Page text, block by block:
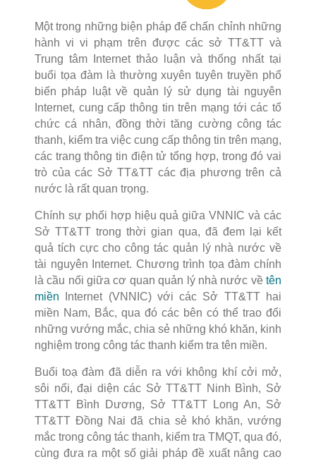
Một trong những biện pháp để chấn chỉnh những
hành vi vi phạm trên được các sở TT&TT và
Trung tâm Internet thảo luận và thống nhất tại
buổi tọa đàm là thường xuyên tuyên truyền phổ
biến pháp luật về quản lý sử dụng tài nguyên
Internet, cung cấp thông tin trên mạng tới các tổ
chức cá nhân, đồng thời tăng cường công tác
thanh, kiểm tra việc cung cấp thông tin trên mạng,
các trang thông tin điện tử tổng hợp, trong đó vai
trò của các Sở TT&TT các địa phương trên cả
nước là rất quan trọng.
Chính sự phối hợp hiệu quả giữa VNNIC và các
Sở TT&TT trong thời gian qua, đã đem lại kết
quả tích cực cho công tác quản lý nhà nước về
tài nguyên Internet. Chương trình tọa đàm chính
là cầu nối giữa cơ quan quản lý nhà nước về tên
miền Internet (VNNIC) với các Sở TT&TT hai
miền Nam, Bắc, qua đó các bên có thể trao đổi
những vướng mắc, chia sẻ những khó khăn, kinh
nghiệm trong công tác thanh kiểm tra tên miền.
Buổi toạ đàm đã diễn ra với không khí cởi mở,
sôi nổi, đại diện các Sở TT&TT Ninh Bình, Sở
TT&TT Bình Dương, Sở TT&TT Long An, Sở
TT&TT Đồng Nai đã chia sẻ khó khăn, vướng
mắc trong công tác thanh, kiểm tra TMQT, qua đó,
cùng đưa ra một số giải pháp đề xuất nâng cao